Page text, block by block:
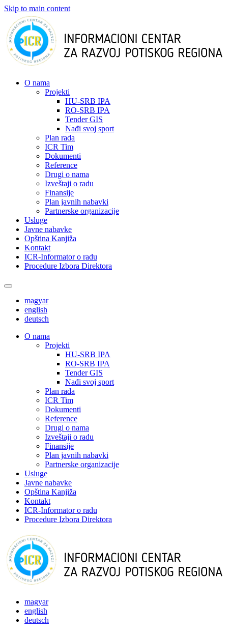
Skip to main content
О nama
Projekti
HU-SRB IPA
RO-SRB IPA
Tender GIS
Nađi svoj sport
Plan rada
ICR Tim
Dokumenti
Reference
Drugi o nama
Izveštaji o radu
Finansije
Plan javnih nabavki
Partnerske organizacije
Usluge
Javne nabavke
Opština Kanjiža
Kontakt
ICR-Informator o radu
Procedure Izbora Direktora
magyar
english
deutsch
О nama
Projekti
HU-SRB IPA
RO-SRB IPA
Tender GIS
Nađi svoj sport
Plan rada
ICR Tim
Dokumenti
Reference
Drugi o nama
Izveštaji o radu
Finansije
Plan javnih nabavki
Partnerske organizacije
Usluge
Javne nabavke
Opština Kanjiža
Kontakt
ICR-Informator o radu
Procedure Izbora Direktora
magyar
english
deutsch